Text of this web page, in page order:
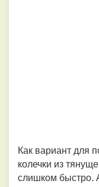
Как вариант для
колечки из
слишком быстро.